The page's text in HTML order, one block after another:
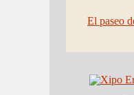
El paseo